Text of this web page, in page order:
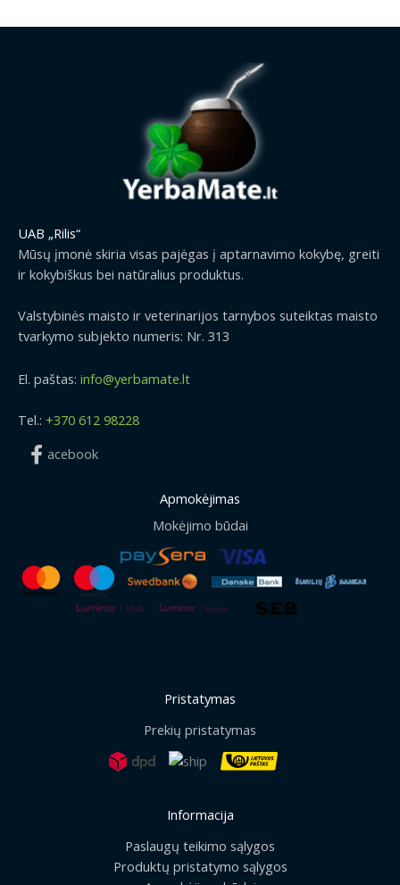
UAB „Rilis“
Mūsų įmonė skiria visas pajėgas į aptarnavimo kokybę, greiti
ir kokybiškus bei natūralius produktus.
Valstybinės maisto ir veterinarijos tarnybos suteiktas maisto
tvarkymo subjekto numeris: Nr. 313
El. paštas: info@yerbamate.lt
Tel.: +370 612 98228
acebook
Apmokėjimas
Mokėjimo būdai
Pristatymas
Prekių pristatymas
Informacija
Paslaugų teikimo sąlygos
Produktų pristatymo sąlygos